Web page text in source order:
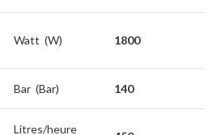
Watt (W) 1800
Bar (Bar) 140
Litres/heure